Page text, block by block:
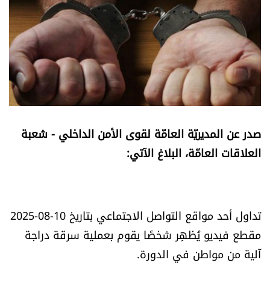
أسرار
متفرقات
نداء القرّاء
كتّابنا
آراء
اقتصاد
صدر عن المديريّة العامّة لقوى الأمن الداخلي - شعبة
العلاقات العامّة، البلاغ الآتي:
تداول أحد مواقع التواصل الاجتماعي بتاريخ 10-08-2025
مقطع فيديو يُظهِر شخصًا يقوم بعملية سرقة دراجة
آلية من مواطن في الدورة.